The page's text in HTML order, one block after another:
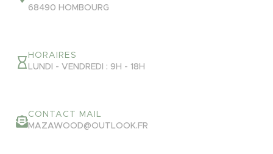
68490 HOMBOURG
HORAIRES
LUNDI - VENDREDI : 9H - 18H
CONTACT MAIL
MAZAWOOD@OUTLOOK.FR